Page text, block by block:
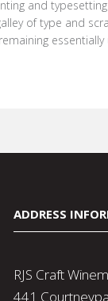
and
of type and
essentially
ADDRESS
RJS Craft
441